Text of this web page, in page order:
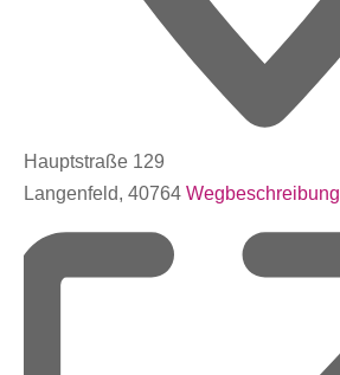
Hauptstraße 129
Langenfeld, 40764 Wegbeschreibung